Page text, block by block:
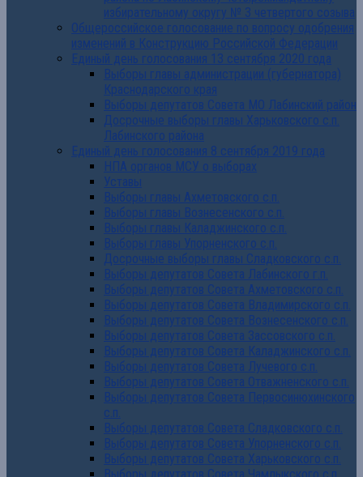
избирательному округу № 3 четвертого созыва
Общероссийское голосование по вопросу одобрения
изменений в Конструкцию Российской Федерации
Единый день голосования 13 сентября 2020 года
Выборы главы администрации (губернатора)
Краснодарского края
Выборы депутатов Совета МО Лабинский район
Досрочные выборы главы Харьковского с.п.
Лабинского района
Единый день голосования 8 сентября 2019 года
НПА органов МСУ о выборах
Уставы
Выборы главы Ахметовского с.п.
Выборы главы Вознесенского с.п.
Выборы главы Каладжинского с.п.
Выборы главы Упорненского с.п.
Досрочные выборы главы Сладковского с.п.
Выборы депутатов Совета Лабинского г.п.
Выборы депутатов Совета Ахметовского с.п.
Выборы депутатов Совета Владимирского с.п.
Выборы депутатов Совета Вознесенского с.п.
Выборы депутатов Совета Зассовского с.п.
Выборы депутатов Совета Каладжинского с.п.
Выборы депутатов Совета Лучевого с.п.
Выборы депутатов Совета Отважненского с.п.
Выборы депутатов Совета Первосинюхинского
с.п.
Выборы депутатов Совета Сладковского с.п.
Выборы депутатов Совета Упорненского с.п.
Выборы депутатов Совета Харьковского с.п.